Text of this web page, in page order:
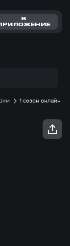
В
1 сезон онлайн